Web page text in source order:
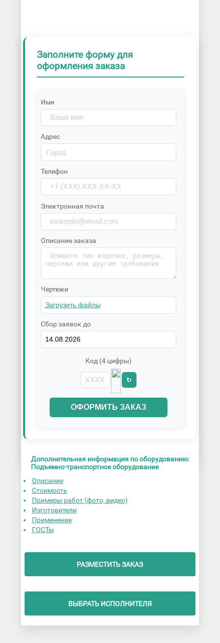
Заполните форму для
оформления заказа
Имя
Адрес
Телефон
Электронная почта
Описание заказа
Чертежи
Сбор заявок до
Код (4 цифры)
↻
ОФОРМИТЬ ЗАКАЗ
Дополнительная информация по оборудованию:
Подъемно-транспортное оборудование
Описание
Стоимость
Примеры работ (фото, видео)
Изготовители
Применение
ГОСТы
РАЗМЕСТИТЬ ЗАКАЗ
ВЫБРАТЬ ИСПОЛНИТЕЛЯ